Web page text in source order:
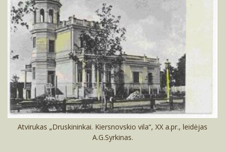
Atvirukas „Druskininkai. Kiersnovskio vila“, XX a.pr., leidėjas
A.G.Syrkinas.